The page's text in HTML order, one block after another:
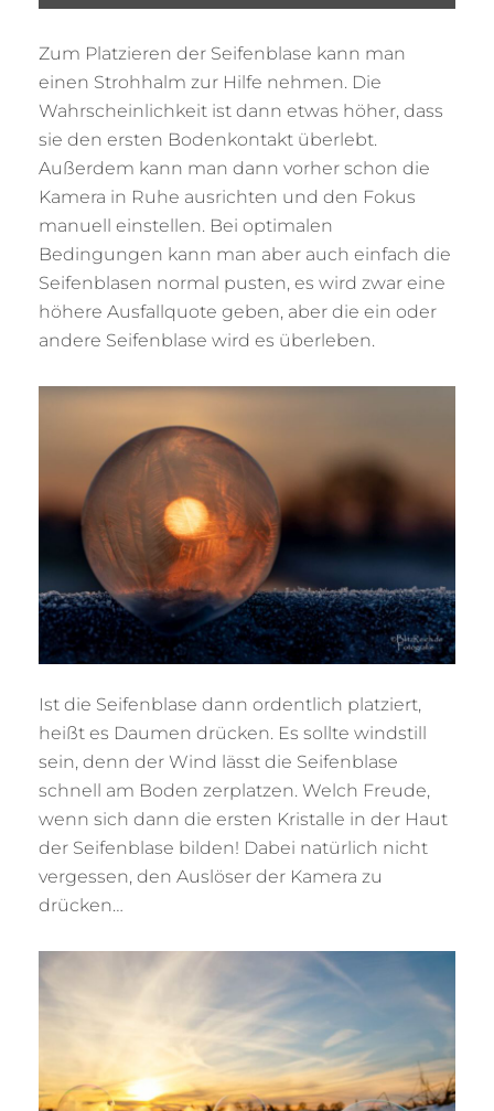
Zum Platzieren der Seifenblase kann man
einen Strohhalm zur Hilfe nehmen. Die
Wahrscheinlichkeit ist dann etwas höher, dass
sie den ersten Bodenkontakt überlebt.
Außerdem kann man dann vorher schon die
Kamera in Ruhe ausrichten und den Fokus
manuell einstellen. Bei optimalen
Bedingungen kann man aber auch einfach die
Seifenblasen normal pusten, es wird zwar eine
höhere Ausfallquote geben, aber die ein oder
andere Seifenblase wird es überleben.
Ist die Seifenblase dann ordentlich platziert,
heißt es Daumen drücken. Es sollte windstill
sein, denn der Wind lässt die Seifenblase
schnell am Boden zerplatzen. Welch Freude,
wenn sich dann die ersten Kristalle in der Haut
der Seifenblase bilden! Dabei natürlich nicht
vergessen, den Auslöser der Kamera zu
drücken…